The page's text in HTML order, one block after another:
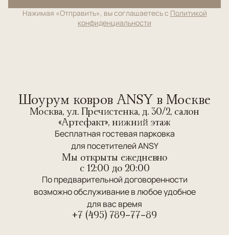
Нажимая «Отправить», вы соглашаетесь с Политикой
конфиденциальности
Шоурум ковров ANSY в Москве
Москва, ул. Пречистенка, д. 30/2, салон
«Артефакт», нижний этаж
Бесплатная гостевая парковка
для посетителей ANSY
Мы открыты ежедневно
c 12:00 до 20:00
По предварительной договоренности
возможно обслуживание в любое удобное
для вас время
+7 (495) 789-77-89